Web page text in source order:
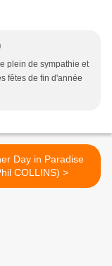
plein de sympathie et
fêtes de fin d'année
Day in Paradise
(Phil COLLINS) >